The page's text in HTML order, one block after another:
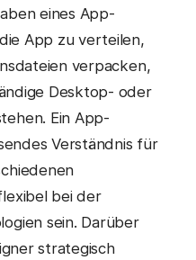
eines App-
App zu verteilen,
verpacken,
Desktop- oder
Ein App-
Verständnis für
bei der
sein. Darüber
strategisch